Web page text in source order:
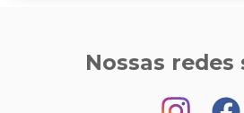
Nossas redes